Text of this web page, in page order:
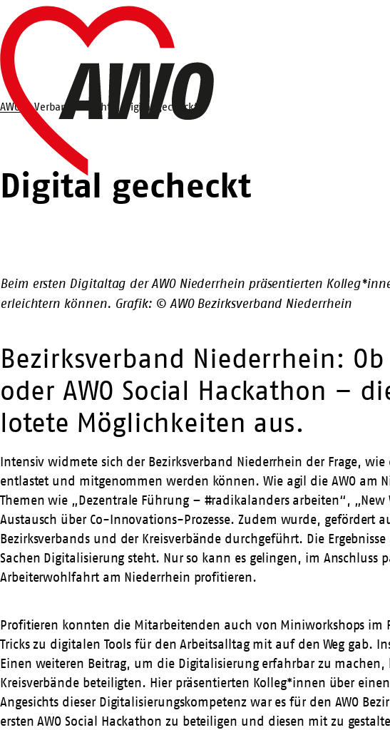
Zum
Hauptinhalt
springen
Startseite
Suche
AWO Verbandsbericht Digital gecheckt
Digital gecheckt
Beim ersten Digitaltag der AWO Niederrhein präsentierten
erleichtern können. Grafik: © AWO Bezirksverband Niederrhein
Bezirksverband Niederrhein:
oder AWO Social Hackathon –
lotete Möglichkeiten aus.
Intensiv widmete sich der Bezirksverband Niederrhein der Frage,
entlastet und mitgenommen werden können. Wie agil die AWO am
Themen wie „Dezentrale Führung – #radikalanders arbeiten“,
Austausch über Co-Innovations-Prozesse. Zudem wurde, gefördert
Bezirksverbands und der Kreisverbände durchgeführt. Die
Sachen Digitalisierung steht. Nur so kann es gelingen, im
Arbeiterwohlfahrt am Niederrhein profitieren.
Profitieren konnten die Mitarbeitenden auch von Miniworkshops im
Tricks zu digitalen Tools für den Arbeitsalltag mit auf den Weg gab.
Einen weiteren Beitrag, um die Digitalisierung erfahrbar zu machen,
Kreisverbände beteiligten. Hier präsentierten Kolleg*innen über
Angesichts dieser Digitalisierungskompetenz war es für den AWO
erstenAWO Social Hackathon zu beteiligen und diesen mit zu